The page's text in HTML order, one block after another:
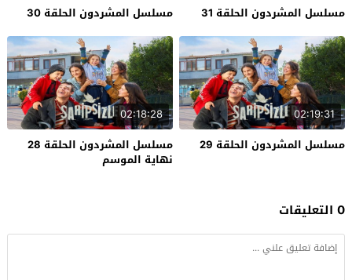
مسلسل المشردون الحلقة 31
مسلسل المشردون الحلقة 30
02:19:31
مسلسل المشردون الحلقة 29
02:18:28
مسلسل المشردون الحلقة 28
نهاية الموسم
0 التعليقات